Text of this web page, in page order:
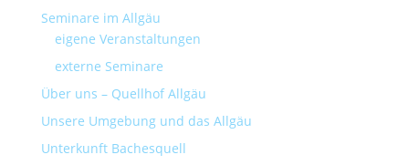
Seminare im Allgäu
eigene Veranstaltungen
externe Seminare
Über uns – Quellhof Allgäu
Unsere Umgebung und das Allgäu
Unterkunft Bachesquell